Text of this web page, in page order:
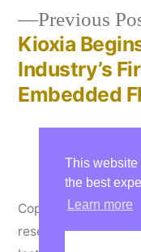
Previous
Kioxia
Industry’s
Embedded
Copyright © 2000-
reserved.Privacy
This website
the best
Learn more